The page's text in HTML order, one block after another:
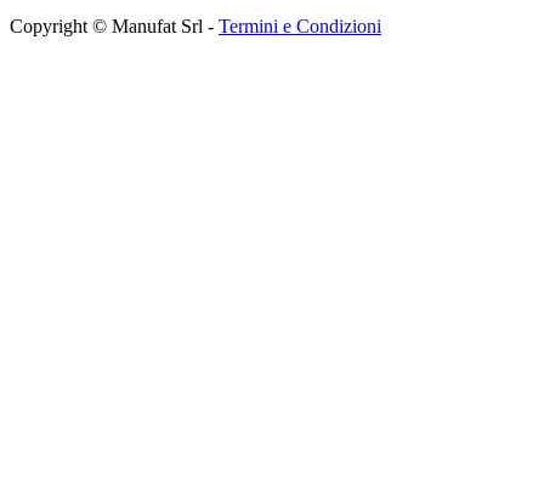
Copyright © Manufat Srl - Termini e Condizioni